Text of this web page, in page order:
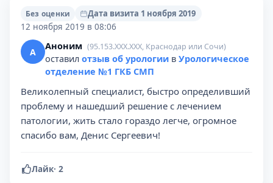
Без оценки
Дата визита 1 ноября 2019
12 ноября 2019 в 08:06
А Аноним (95.153.XXX.XXX, Краснодар или Сочи)
оставил отзыв об урологии в Урологическое
отделение №1 ГКБ СМП
Великолепный специалист, быстро определивший
проблему и нашедший решение с лечением
патологии, жить стало гораздо легче, огромное
спасибо вам, Денис Сергеевич!
Лайк· 2